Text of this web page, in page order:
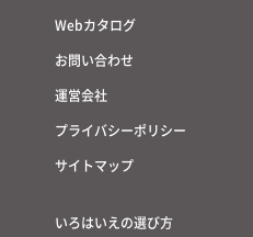
Webカタログ
お問い合わせ
運営会社
プライバシーポリシー
サイトマップ
いろはいえの選び方